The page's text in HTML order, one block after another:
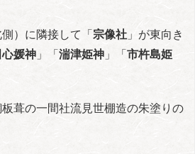
）に隣接して「宗像社 」が東向き
心媛神 」「湍津姫神 」「市杵島姫
葺の一間社流見世棚造の朱塗りの